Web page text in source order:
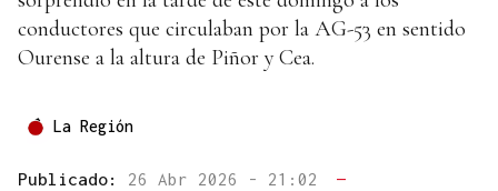
conductores que circulaban por la AG-53 en sentido
Ourense a la altura de Piñor y Cea.
La Región
Publicado: 26 Abr 2026 - 21:02
—